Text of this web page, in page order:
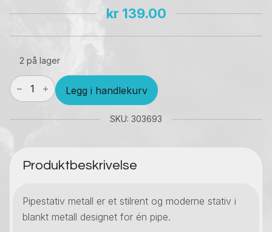
kr 139.00
2 på lager
Pipestativ
Metall
antall
Legg i handlekurv
SKU: 303693
Produktbeskrivelse
Pipestativ metall er et stilrent og moderne stativ i
blankt metall designet for én pipe.